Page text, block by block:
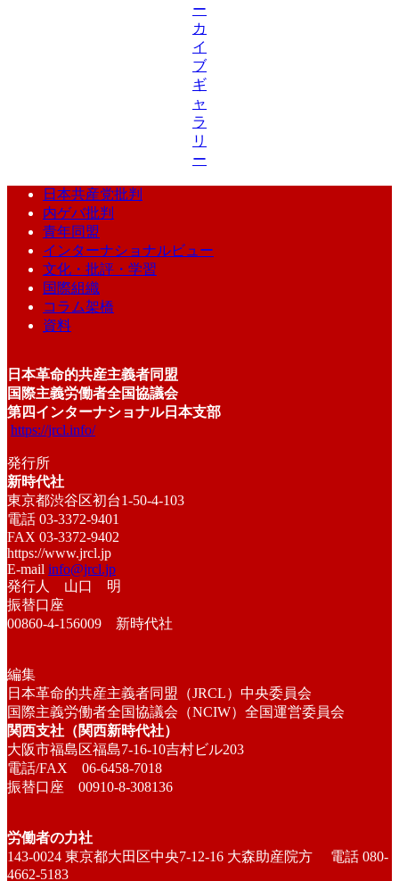
ー
カ
イ
ブ
ギ
ャ
ラ
リ
ー
日本共産党批判
内ゲバ批判
青年同盟
インターナショナルビュー
文化・批評・学習
国際組織
コラム架橋
資料
日本革命的共産主義者同盟
国際主義労働者全国協議会
第四インターナショナル日本支部
https://jrcl.info/
発行所
新時代社
東京都渋谷区初台1-50-4-103
電話 03-3372-9401
FAX 03-3372-9402
https://www.jrcl.jp
E-mail info@jrcl.jp
発行人 山口 明
振替口座
00860-4-156009 新時代社
編集
日本革命的共産主義者同盟（JRCL）中央委員会
国際主義労働者全国協議会（NCIW）全国運営委員会
関西支社（関西新時代社）
大阪市福島区福島7-16-10吉村ビル203
電話/FAX 06-6458-7018
振替口座 00910-8-308136
労働者の力社
143-0024 東京都大田区中央7-12-16 大森助産院方 電話 080-
4662-5183